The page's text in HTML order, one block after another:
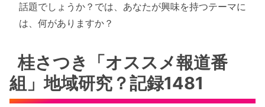
話題でしょうか？では、あなたが興味を持つテーマに
は、何がありますか？
桂さつき「オススメ報道番
組」地域研究？記録1481